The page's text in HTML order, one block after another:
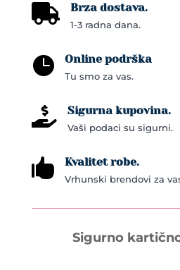
 Brza dostava.
1-3 radna dana.
 Online podrška
Tu smo za vas.
 Sigurna kupovina.
Vaši podaci su sigurni.
 Kvalitet robe.
Vrhunski brendovi za
Sigurno